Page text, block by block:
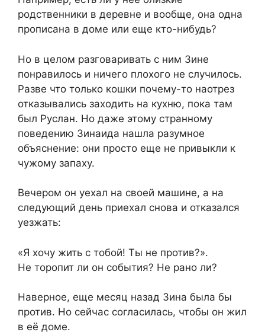
родственники в деревне и вообще, она одна
прописана в доме или еще кто-нибудь?
Но в целом разговаривать с ним Зине
понравилось и ничего плохого не случилось.
Разве что только кошки почему-то наотрез
отказывались заходить на кухню, пока там
был Руслан. Но даже этому странному
поведению Зинаида нашла разумное
объяснение: они просто еще не привыкли к
чужому запаху.
Вечером он уехал на своей машине, а на
следующий день приехал снова и отказался
уезжать:
«Я хочу жить с тобой! Ты не против?».
Не торопит ли он события? Не рано ли?
Наверное, еще месяц назад Зина была бы
против. Но сейчас согласилась, чтобы он жил
в её доме.